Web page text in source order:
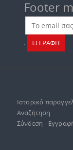
Footer
. ΕΓΓΡΑΦΗ
Ιστορικό
Αναζήτηση
Σύνδεση -